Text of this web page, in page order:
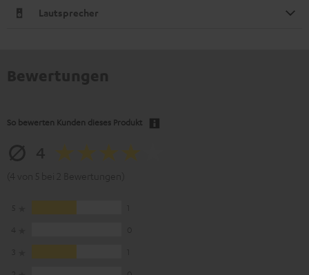
Lautsprecher
So bewerten Kunden dieses Produkt